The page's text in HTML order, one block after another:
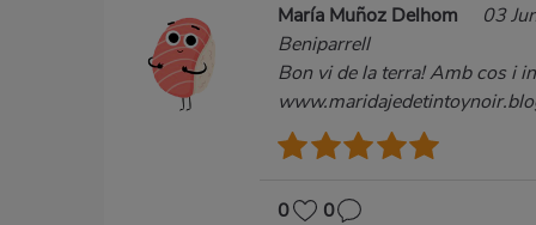
María Muñoz Delhom
03
Beniparrell
Bon vi de la terra! Amb cos i
0 0